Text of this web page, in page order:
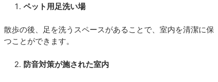
ペット用足洗い場
散歩の後、足を洗うスペースがあることで、室内を清潔に保
つことができます。
防音対策が施された室内